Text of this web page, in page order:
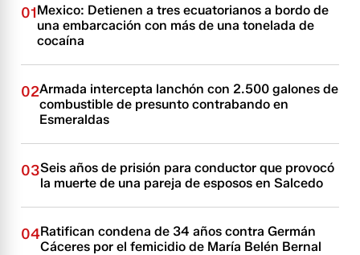
01Mexico: Detienen a tres ecuatorianos a bordo de
una embarcación con más de una tonelada de
cocaína
02Armada intercepta lanchón con 2.500 galones de
combustible de presunto contrabando en
Esmeraldas
03Seis años de prisión para conductor que provocó
la muerte de una pareja de esposos en Salcedo
04Ratifican condena de 34 años contra Germán
Cáceres por el femicidio de María Belén Bernal